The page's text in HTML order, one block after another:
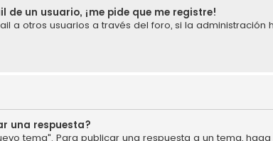
un usuario, ¡me pide que me registre!
a otros usuarios a través del foro, si la
una respuesta?
tema". Para publicar una respuesta a un tema,